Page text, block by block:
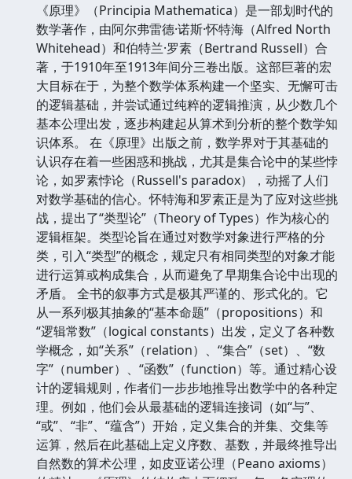
《原理》（Principia Mathematica）是一部划时代的
数学著作，由阿尔弗雷德·诺斯·怀特海（Alfred North
Whitehead）和伯特兰·罗素（Bertrand Russell）合
著，于1910年至1913年间分三卷出版。这部巨著的宏
大目标在于，为整个数学体系构建一个坚实、无懈可击
的逻辑基础，并尝试通过纯粹的逻辑推演，从少数几个
基本公理出发，逐步构建起从算术到分析的整个数学知
识体系。 在《原理》出版之前，数学界对于其基础的
认识存在着一些困惑和挑战，尤其是集合论中的某些悖
论，如罗素悖论（Russell's paradox），动摇了人们
对数学基础的信心。怀特海和罗素正是为了应对这些挑
战，提出了“类型论”（Theory of Types）作为核心的
逻辑框架。类型论旨在通过对数学对象进行严格的分
类，引入“类型”的概念，规定只有相同类型的对象才能
进行运算或构成集合，从而避免了早期集合论中出现的
矛盾。 全书的叙事方式是极其严谨的、形式化的。它
从一系列极其抽象的“基本命题”（propositions）和
“逻辑常数”（logical constants）出发，定义了各种数
学概念，如“关系”（relation）、“集合”（set）、“数
字”（number）、“函数”（function）等。通过精心设
计的逻辑规则，作者们一步步地推导出数学中的各种定
理。例如，他们会从最基础的逻辑连接词（如“与”、
“或”、“非”、“蕴含”）开始，定义集合的并集、交集等
运算，然后在此基础上定义序数、基数，并最终推导出
自然数的算术公理，如皮亚诺公理（Peano axioms）